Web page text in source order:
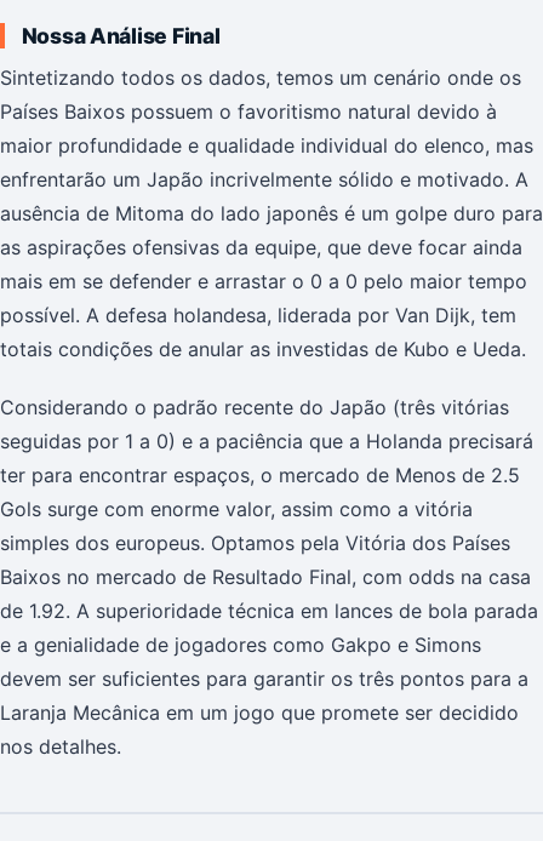
Nossa Análise Final
Sintetizando todos os dados, temos um cenário onde os
Países Baixos possuem o favoritismo natural devido à
maior profundidade e qualidade individual do elenco, mas
enfrentarão um Japão incrivelmente sólido e motivado. A
ausência de Mitoma do lado japonês é um golpe duro para
as aspirações ofensivas da equipe, que deve focar ainda
mais em se defender e arrastar o 0 a 0 pelo maior tempo
possível. A defesa holandesa, liderada por Van Dijk, tem
totais condições de anular as investidas de Kubo e Ueda.
Considerando o padrão recente do Japão (três vitórias
seguidas por 1 a 0) e a paciência que a Holanda precisará
ter para encontrar espaços, o mercado de Menos de 2.5
Gols surge com enorme valor, assim como a vitória
simples dos europeus. Optamos pela Vitória dos Países
Baixos no mercado de Resultado Final, com odds na casa
de 1.92. A superioridade técnica em lances de bola parada
e a genialidade de jogadores como Gakpo e Simons
devem ser suficientes para garantir os três pontos para a
Laranja Mecânica em um jogo que promete ser decidido
nos detalhes.